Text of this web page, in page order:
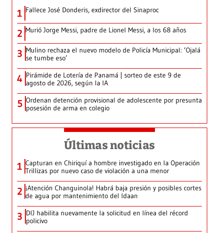
1 Fallece José Donderis, exdirector del Sinaproc
2 Murió Jorge Messi, padre de Lionel Messi, a los 68 años
3 Mulino rechaza el nuevo modelo de Policía Municipal: ‘Ojalá
se tumbe eso’
4 Pirámide de Lotería de Panamá | sorteo de este 9 de
agosto de 2026, según la IA
5 Ordenan detención provisional de adolescente por presunta
posesión de arma en colegio
Últimas noticias
1 Capturan en Chiriquí a hombre investigado en la Operación
Trillizas por nuevo caso de violación a una menor
2 ¡Atención Changuinola! Habrá baja presión y posibles cortes
de agua por mantenimiento del Idaan
3 DIJ habilita nuevamente la solicitud en línea del récord
policivo